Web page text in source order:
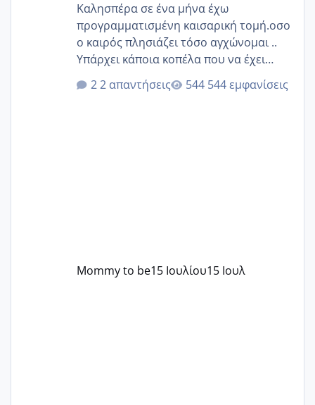
Καλησπέρα σε ένα μήνα έχω
προγραμματισμένη καισαρική τομή.οσο
ο καιρός πλησιάζει τόσο αγχώνομαι ..
Υπάρχει κάποια κοπέλα που να έχει
παρόμοιο ιστορικό να μας πει την
εμπειρία της;Να σημειώσω είναι η
2 απαντήσεις 544 εμφανίσεις
Mommy to be15 Ιουλίου15 Ιουλ